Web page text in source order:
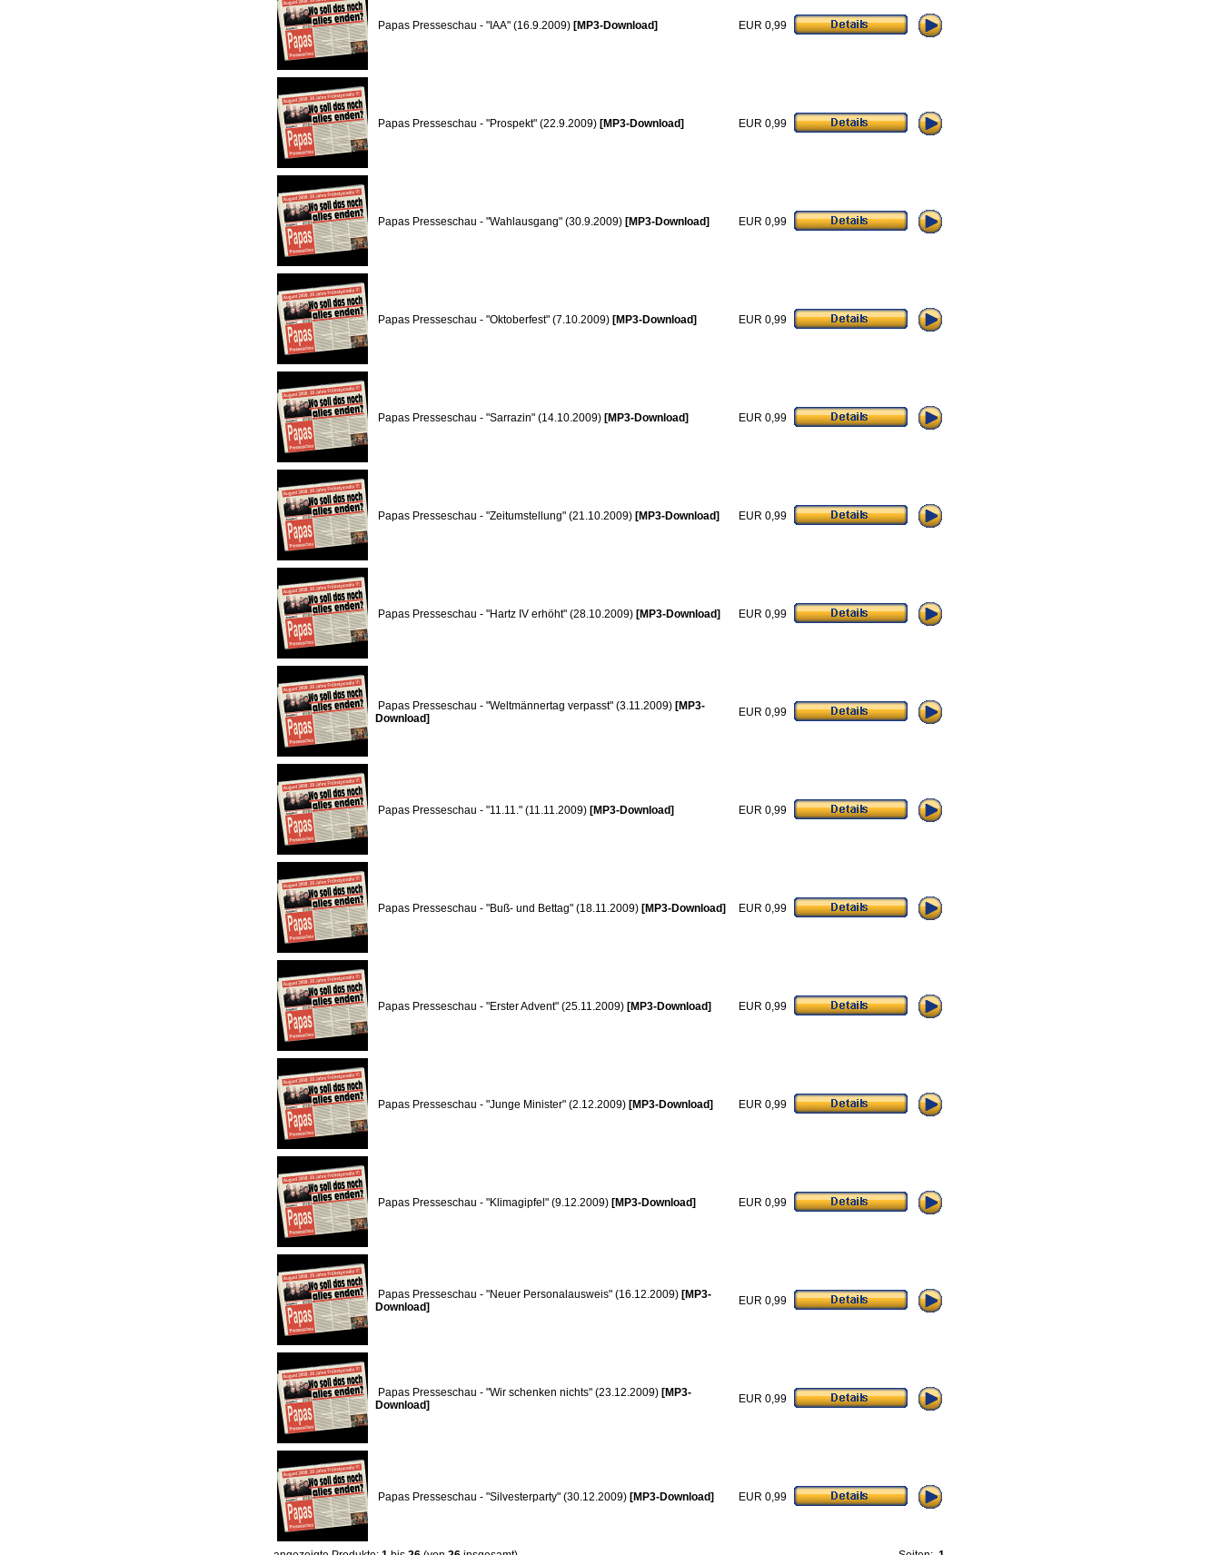
Papas Presseschau - "IAA" (16.9.2009) [MP3-Download] EUR 0,99
Papas Presseschau - "Prospekt" (22.9.2009) [MP3-Download] EUR 0,99
Papas Presseschau - "Wahlausgang" (30.9.2009) [MP3-Download] EUR 0,99
Papas Presseschau - "Oktoberfest" (7.10.2009) [MP3-Download] EUR 0,99
Papas Presseschau - "Sarrazin" (14.10.2009) [MP3-Download] EUR 0,99
Papas Presseschau - "Zeitumstellung" (21.10.2009) [MP3-Download] EUR 0,99
Papas Presseschau - "Hartz IV erhöht" (28.10.2009) [MP3-Download] EUR 0,99
Papas Presseschau - "Weltmännertag verpasst" (3.11.2009) [MP3-
Download]
EUR 0,99
Papas Presseschau - "11.11." (11.11.2009) [MP3-Download] EUR 0,99
Papas Presseschau - "Buß- und Bettag" (18.11.2009) [MP3-Download] EUR 0,99
Papas Presseschau - "Erster Advent" (25.11.2009) [MP3-Download] EUR 0,99
Papas Presseschau - "Junge Minister" (2.12.2009) [MP3-Download] EUR 0,99
Papas Presseschau - "Klimagipfel" (9.12.2009) [MP3-Download] EUR 0,99
Papas Presseschau - "Neuer Personalausweis" (16.12.2009) [MP3-
Download]
EUR 0,99
Papas Presseschau - "Wir schenken nichts" (23.12.2009) [MP3-
Download]
EUR 0,99
Papas Presseschau - "Silvesterparty" (30.12.2009) [MP3-Download] EUR 0,99